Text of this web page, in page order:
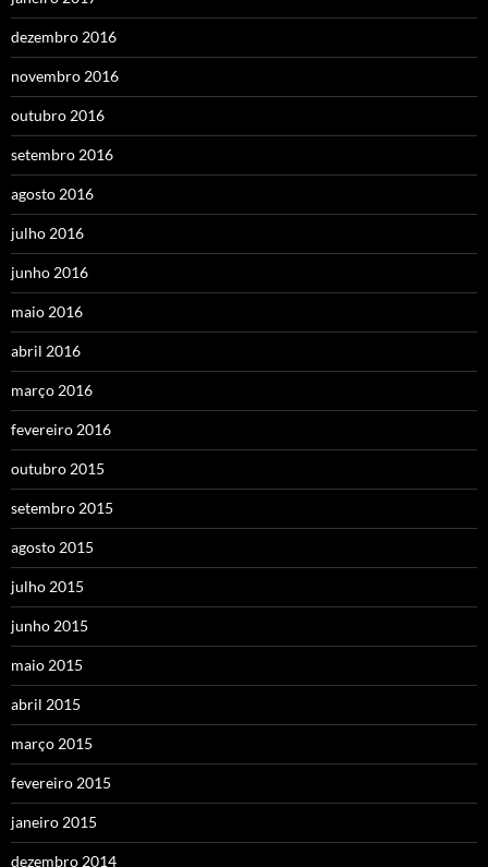
dezembro 2016
novembro 2016
outubro 2016
setembro 2016
agosto 2016
julho 2016
junho 2016
maio 2016
abril 2016
março 2016
fevereiro 2016
outubro 2015
setembro 2015
agosto 2015
julho 2015
junho 2015
maio 2015
abril 2015
março 2015
fevereiro 2015
janeiro 2015
dezembro 2014